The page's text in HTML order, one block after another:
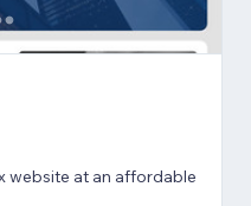
website at an affordable